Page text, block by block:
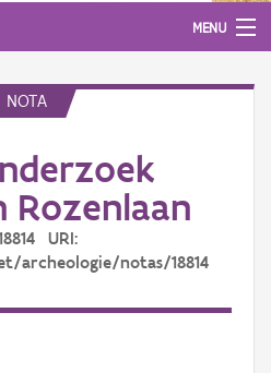
MENU
NOTA
Rozenlaan
URI:
archeologie/notas/18814